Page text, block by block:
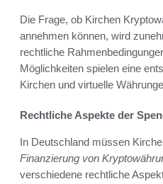
Die Frage, ob Kirchen
annehmen können, wird
rechtliche
Möglichkeiten spielen eine
Kirchen und virtuelle
Rechtliche Aspekte der
In Deutschland müssen
Finanzierung von
verschiedene rechtliche